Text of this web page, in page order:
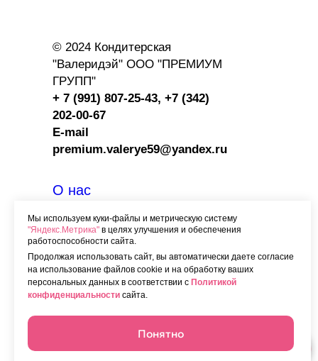
Мы используем куки-файлы и метрическую систему
"Яндекс.Метрика" в целях улучшения и обеспечения
работоспособности сайта.
Продолжая использовать сайт, вы автоматически даете согласие
на использование файлов cookie и на обработку ваших
персональных данных в соответствии с Политикой
конфиденциальности сайта.
Понятно
© 2024 Кондитерская
"Валеридэй" ООО "ПРЕМИУМ
ГРУПП"
+ 7 (991) 807-25-43, +7 (342)
202-00-67
E-mail
premium.valerye59@yandex.ru
О нас
Контакты
Доставка
Сотрудничество с HORECA
Программа лояльности